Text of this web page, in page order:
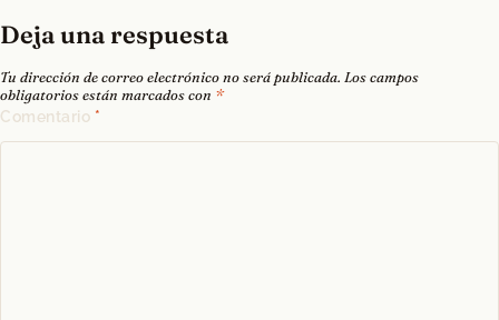
Deja una respuesta
Tu dirección de correo electrónico no será publicada. Los campos
obligatorios están marcados con *
Comentario *